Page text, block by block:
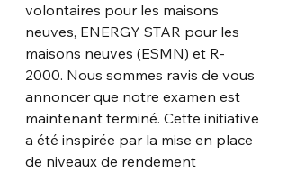
volontaires pour les maisons
neuves, ENERGY STAR pour les
maisons neuves (ESMN) et R-
2000. Nous sommes ravis de vous
annoncer que notre examen est
maintenant terminé. Cette initiative
a été inspirée par la mise en place
de niveaux de rendement